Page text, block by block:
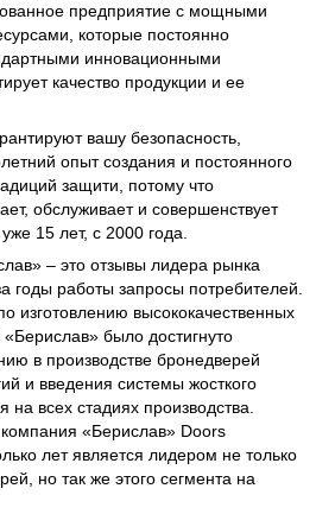
предприятие с мощными
которые постоянно
инновационными
качество продукции и ее
вашу безопасность,
опыт создания и постоянного
защити, потому что
обслуживает и совершенствует
15 лет, с 2000 года.
– это отзывы лидера рынка
годы работы запросы потребителей.
изготовлению высококачественных
было достигнуто
в производстве бронедверей
и введения системы жосткого
на всех стадиях производства.
«Берислав» Doors
лет является лидером не только
но так же этого сегмента на